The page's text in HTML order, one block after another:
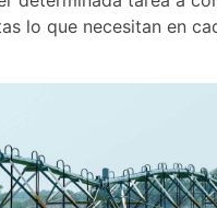
lo que necesitan en